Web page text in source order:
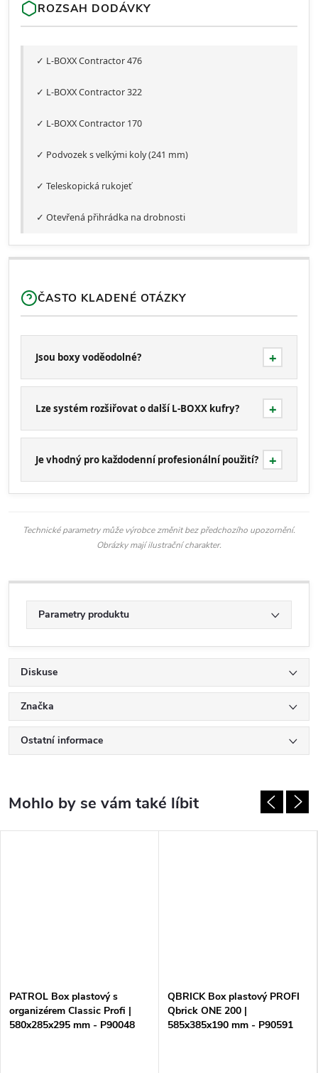
ROZSAH DODÁVKY
✓ L-BOXX Contractor 476
✓ L-BOXX Contractor 322
✓ L-BOXX Contractor 170
✓ Podvozek s velkými koly (241 mm)
✓ Teleskopická rukojeť
✓ Otevřená přihrádka na drobnosti
ČASTO KLADENÉ OTÁZKY
Jsou boxy voděodolné?
Lze systém rozšiřovat o další L-BOXX kufry?
Je vhodný pro každodenní profesionální použití?
Technické parametry může výrobce změnit bez předchozího upozornění.
Obrázky mají ilustrační charakter.
Parametry produktu
Diskuse
Značka
Ostatní informace
PATROL Box plastový s
organizérem Classic Profi |
580x285x295 mm - P90048
QBRICK Box plastový PROFI
Qbrick ONE 200 |
585x385x190 mm - P90591